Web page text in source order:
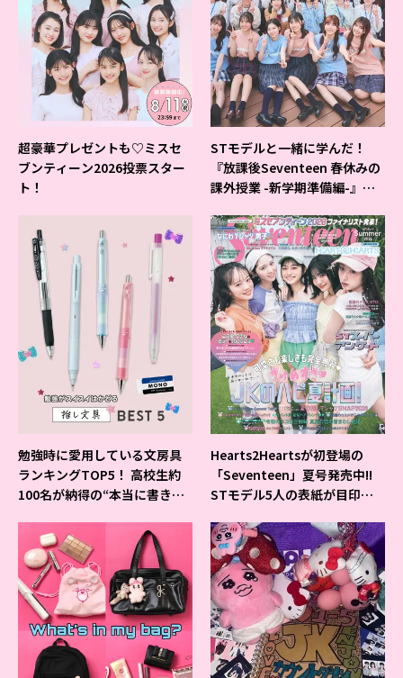
超豪華プレゼントも♡ミスセ
ブンティーン2026投票スター
ト！
STモデルと一緒に学んだ！
『放課後Seventeen 春休みの
課外授業 -新学期準備編-』イ
勉強時に愛用している文房具
ランキングTOP5！ 高校生約
100名が納得の“本当に書きや
Hearts2Heartsが初登場の
「Seventeen」夏号発売中!!
STモデル5人の表紙が目印だ